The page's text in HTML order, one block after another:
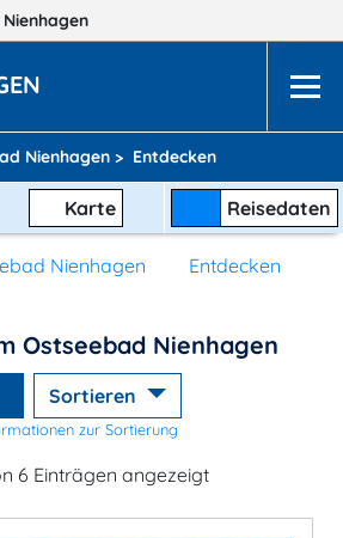
Nienhagen
Nienhagen > Entdecken
Karte Reisedaten
Nienhagen
Entdecken
Ostseebad Nienhagen
Sortieren
zur Sortierung
6 Einträgen angezeigt